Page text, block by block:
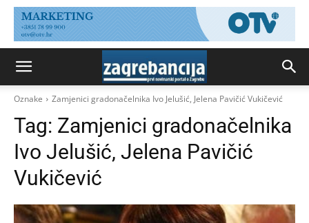
Oznake Zamjenici gradonačelnika Ivo Jelušić, Jelena Pavičić Vukičević
Tag: Zamjenici gradonačelnika
Ivo Jelušić, Jelena Pavičić
Vukičević